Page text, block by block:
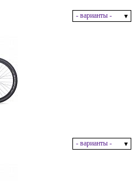
- варианты -
- варианты -